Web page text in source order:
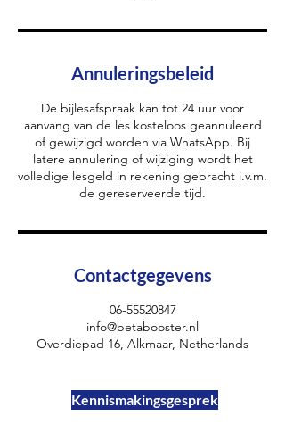
Annuleringsbeleid
De bijlesafspraak kan tot 24 uur voor
aanvang van de les kosteloos geannuleerd
of gewijzigd worden via WhatsApp. Bij
latere annulering of wijziging wordt het
volledige lesgeld in rekening gebracht i.v.m.
de gereserveerde tijd.
Contactgegevens
06-55520847
info@betabooster.nl
Overdiepad 16, Alkmaar, Netherlands
Kennismakingsgesprek